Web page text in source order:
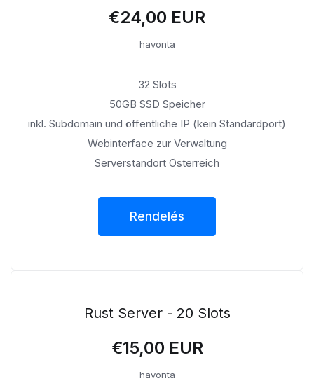
€24,00 EUR
havonta
32 Slots
50GB SSD Speicher
inkl. Subdomain und öffentliche IP (kein Standardport)
Webinterface zur Verwaltung
Serverstandort Österreich
Rendelés
Rust Server - 20 Slots
€15,00 EUR
havonta